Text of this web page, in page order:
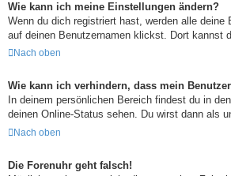
Wie kann ich meine Einstellungen ändern?
Wenn du dich registriert hast, werden alle
auf deinen Benutzernamen klickst. Dort kannst
Nach oben
Wie kann ich verhindern, dass mein
In deinem persönlichen Bereich findest du in
deinen Online-Status sehen. Du wirst dann als
Nach oben
Die Forenuhr geht falsch!